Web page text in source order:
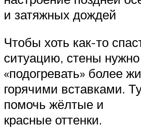
и затяжных дождей
Чтобы хоть как-то
ситуацию, стены нужно
«подогревать» более
горячими вставками.
помочь жёлтые и
красные оттенки.